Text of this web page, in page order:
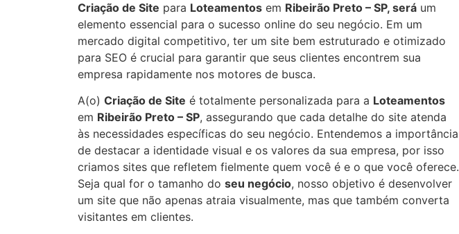
Criação de Site para Loteamentos em Ribeirão Preto – SP, será um
elemento essencial para o sucesso online do seu negócio. Em um
mercado digital competitivo, ter um site bem estruturado e otimizado
para SEO é crucial para garantir que seus clientes encontrem sua
empresa rapidamente nos motores de busca.
A(o) Criação de Site é totalmente personalizada para a Loteamentos
em Ribeirão Preto – SP, assegurando que cada detalhe do site atenda
às necessidades específicas do seu negócio. Entendemos a importância
de destacar a identidade visual e os valores da sua empresa, por isso
criamos sites que refletem fielmente quem você é e o que você oferece.
Seja qual for o tamanho do seu negócio, nosso objetivo é desenvolver
um site que não apenas atraia visualmente, mas que também converta
visitantes em clientes.